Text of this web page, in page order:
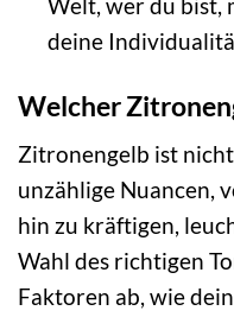
deine
Welcher
Zitronengelb ist
unzählige Nuancen,
hin zu kräftigen,
Wahl des richtigen
Faktoren ab, wie